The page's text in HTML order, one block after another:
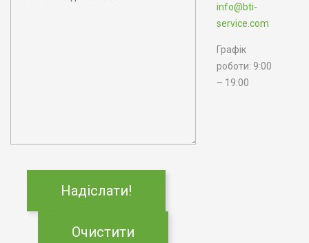
info@bti-
service.com
Графік
роботи: 9:00
– 19:00